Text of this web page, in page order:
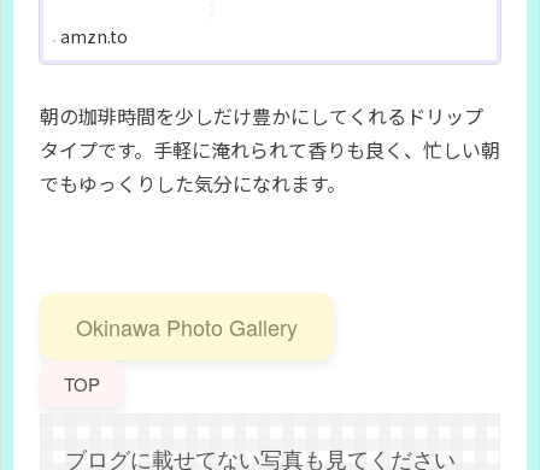
amzn.to
朝の珈琲時間を少しだけ豊かにしてくれるドリップ
タイプです。手軽に淹れられて香りも良く、忙しい朝
でもゆっくりした気分になれます。
Okinawa Photo Gallery
TOP
ブログに載せてない写真も見てください